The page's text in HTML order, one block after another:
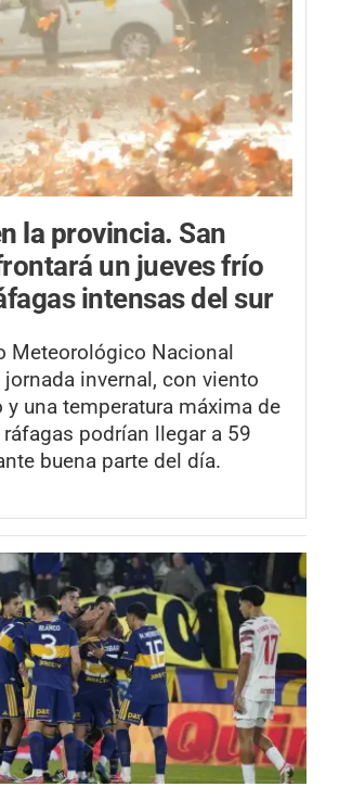
la provincia. San
un jueves frío
intensas del sur
Meteorológico Nacional
jornada invernal, con viento
y una temperatura máxima de
ráfagas podrían llegar a 59
buena parte del día.